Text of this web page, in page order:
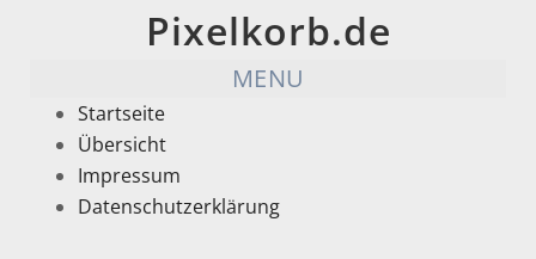
Pixelkorb.de
MENU
Startseite
Übersicht
Impressum
Datenschutzerklärung